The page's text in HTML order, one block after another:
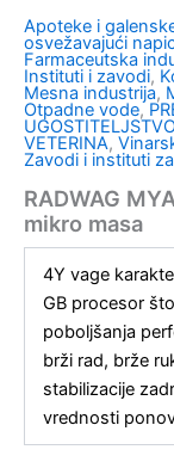
Apoteke i
osvežavajući
Farmaceutska
Instituti i zavodi,
Mesna industrija,
Otpadne vode,
UGOSTITELJSTVO
VETERINA,
Zavodi i instituti
RADWAG
mikro masa
4Y vage
GB procesor
poboljšanja
brži rad, brže
stabilizacije
vrednosti